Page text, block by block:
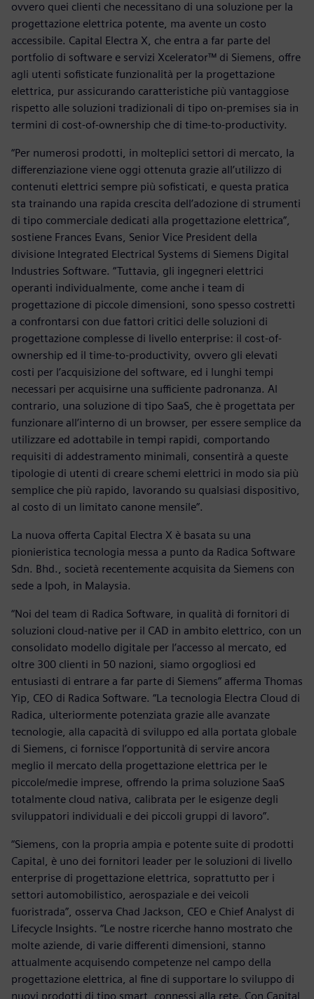
ovvero quei clienti che necessitano di una soluzione per la
progettazione elettrica potente, ma avente un costo
accessibile. Capital Electra X, che entra a far parte del
portfolio di software e servizi Xcelerator™ di Siemens, offre
agli utenti sofisticate funzionalità per la progettazione
elettrica, pur assicurando caratteristiche più vantaggiose
rispetto alle soluzioni tradizionali di tipo on-premises sia in
termini di cost-of-ownership che di time-to-productivity.
“Per numerosi prodotti, in molteplici settori di mercato, la
differenziazione viene oggi ottenuta grazie all’utilizzo di
contenuti elettrici sempre più sofisticati, e questa pratica
sta trainando una rapida crescita dell’adozione di strumenti
di tipo commerciale dedicati alla progettazione elettrica”,
sostiene Frances Evans, Senior Vice President della
divisione Integrated Electrical Systems di Siemens Digital
Industries Software. “Tuttavia, gli ingegneri elettrici
operanti individualmente, come anche i team di
progettazione di piccole dimensioni, sono spesso costretti
a confrontarsi con due fattori critici delle soluzioni di
progettazione complesse di livello enterprise: il cost-of-
ownership ed il time-to-productivity, ovvero gli elevati
costi per l’acquisizione del software, ed i lunghi tempi
necessari per acquisirne una sufficiente padronanza. Al
contrario, una soluzione di tipo SaaS, che è progettata per
funzionare all’interno di un browser, per essere semplice da
utilizzare ed adottabile in tempi rapidi, comportando
requisiti di addestramento minimali, consentirà a queste
tipologie di utenti di creare schemi elettrici in modo sia più
semplice che più rapido, lavorando su qualsiasi dispositivo,
al costo di un limitato canone mensile”.
La nuova offerta Capital Electra X è basata su una
pionieristica tecnologia messa a punto da Radica Software
Sdn. Bhd., società recentemente acquisita da Siemens con
sede a Ipoh, in Malaysia.
“Noi del team di Radica Software, in qualità di fornitori di
soluzioni cloud-native per il CAD in ambito elettrico, con un
consolidato modello digitale per l’accesso al mercato, ed
oltre 300 clienti in 50 nazioni, siamo orgogliosi ed
entusiasti di entrare a far parte di Siemens” afferma Thomas
Yip, CEO di Radica Software. “La tecnologia Electra Cloud di
Radica, ulteriormente potenziata grazie alle avanzate
tecnologie, alla capacità di sviluppo ed alla portata globale
di Siemens, ci fornisce l’opportunità di servire ancora
meglio il mercato della progettazione elettrica per le
piccole/medie imprese, offrendo la prima soluzione SaaS
totalmente cloud nativa, calibrata per le esigenze degli
sviluppatori individuali e dei piccoli gruppi di lavoro”.
“Siemens, con la propria ampia e potente suite di prodotti
Capital, è uno dei fornitori leader per le soluzioni di livello
enterprise di progettazione elettrica, soprattutto per i
settori automobilistico, aerospaziale e dei veicoli
fuoristrada”, osserva Chad Jackson, CEO e Chief Analyst di
Lifecycle Insights. “Le nostre ricerche hanno mostrato che
molte aziende, di varie differenti dimensioni, stanno
attualmente acquisendo competenze nel campo della
progettazione elettrica, al fine di supportare lo sviluppo di
nuovi prodotti di tipo smart, connessi alla rete. Con Capital